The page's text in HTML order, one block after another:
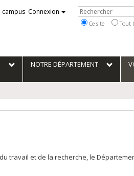
campus Connexion Rechercher
Ce site Tout
NOTRE DÉPARTEMENT
travail et de la recherche, le